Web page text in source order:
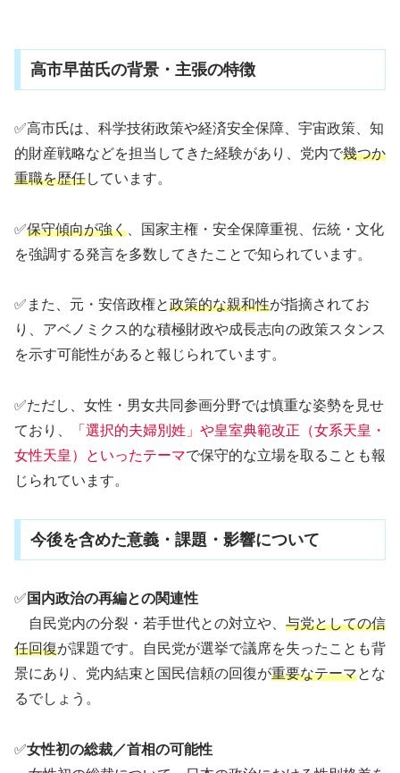
高市早苗氏の背景・主張の特徴
✅高市氏は、科学技術政策や経済安全保障、宇宙政策、知
的財産戦略などを担当してきた経験があり、党内で幾つか
重職を歴任しています。
✅保守傾向が強く 、国家主権・安全保障重視、伝統・文化
を強調する発言を多数してきたことで知られています。
✅また、元・安倍政権と政策的な親和性が指摘されてお
り、アベノミクス的な積極財政や成長志向の政策スタンス
を示す可能性があると報じられています。
✅ただし、女性・男女共同参画分野では慎重な姿勢を見せ
ており、
「選択的夫婦別姓」や皇室典範改正（女系天皇・
女性天皇）といったテーマで保守的な立場を取ることも報
じられています。
今後を含めた意義・課題・影響について
✅ 国内政治の再編との関連性
自民党内の分裂・若手世代との対立や、 与党としての信
任回復が課題です。自民党が選挙で議席を失ったことも背
景にあり、党内結束と国民信頼の回復が重要なテーマとな
るでしょう。
✅女性初の総裁／首相の可能性